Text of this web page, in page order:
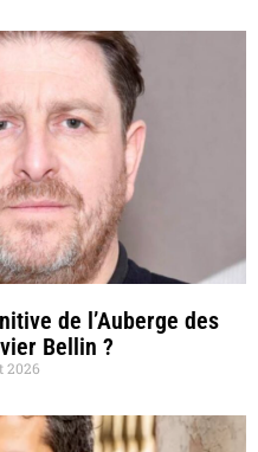
de l’Auberge des
Bellin ?
2026